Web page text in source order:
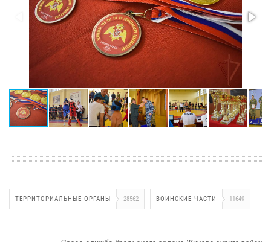
ТЕРРИТОРИАЛЬНЫЕ ОРГАНЫ 28562 ВОИНСКИЕ ЧАСТИ 11649